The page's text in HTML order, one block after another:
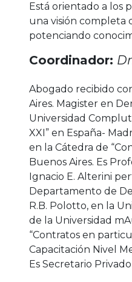
Está orientado a los
una visión completa
potenciando
Coordinador:
Abogado recibido
Aires. Magister en
Universidad
XXI” en España-
en la Cátedra de
Buenos Aires. Es
Ignacio E. Alterini
Departamento de
R.B. Polotto, en la
de la Universidad
“Contratos en
Capacitación Nivel
Es Secretario